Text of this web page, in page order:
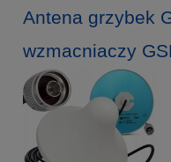
Antena grzybek
wzmacniaczy